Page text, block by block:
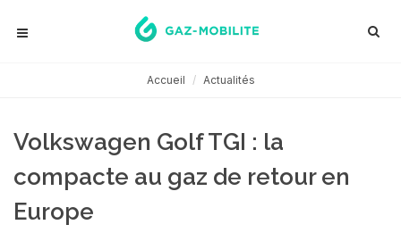
Accueil Actualités
Volkswagen Golf TGI : la
compacte au gaz de retour en
Europe